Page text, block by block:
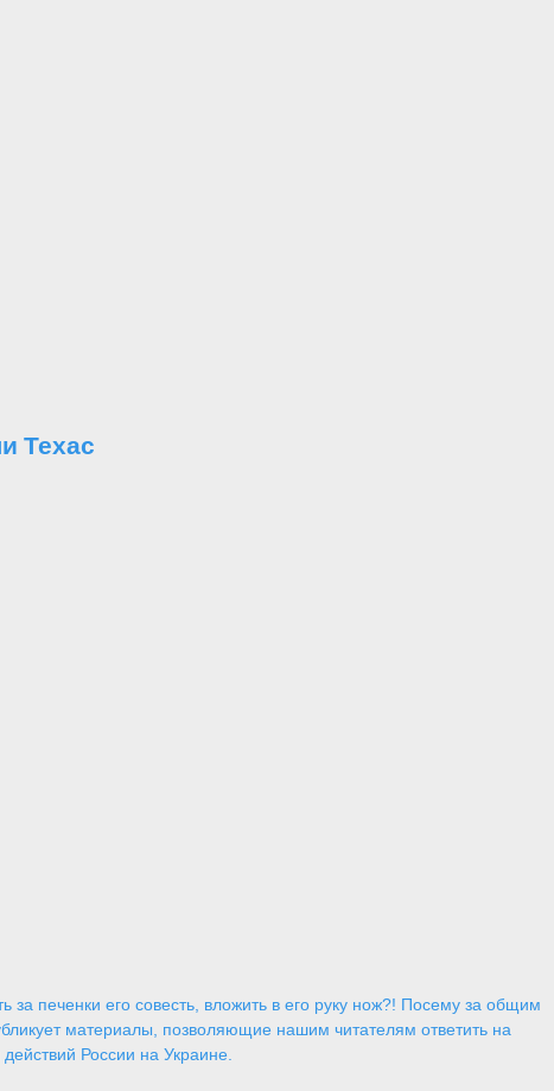
Техас
печенки его совесть, вложить в его руку нож?! Посему за общим
материалы, позволяющие нашим читателям ответить на
России на Украине.